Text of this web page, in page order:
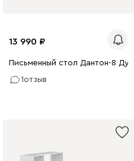
13 990
Письменный стол Дантон-8
1отзыв